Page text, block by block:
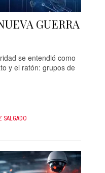
GUERRA
se entendió como
y el ratón: grupos de
SALGADO